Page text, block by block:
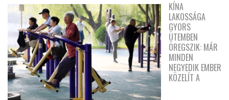
KÍNA
LAKOSSÁGA
GYORS
ÜTEMBEN
ÖREGSZIK: MÁR
MINDEN
NEGYEDIK EMBER
KÖZELÍT A